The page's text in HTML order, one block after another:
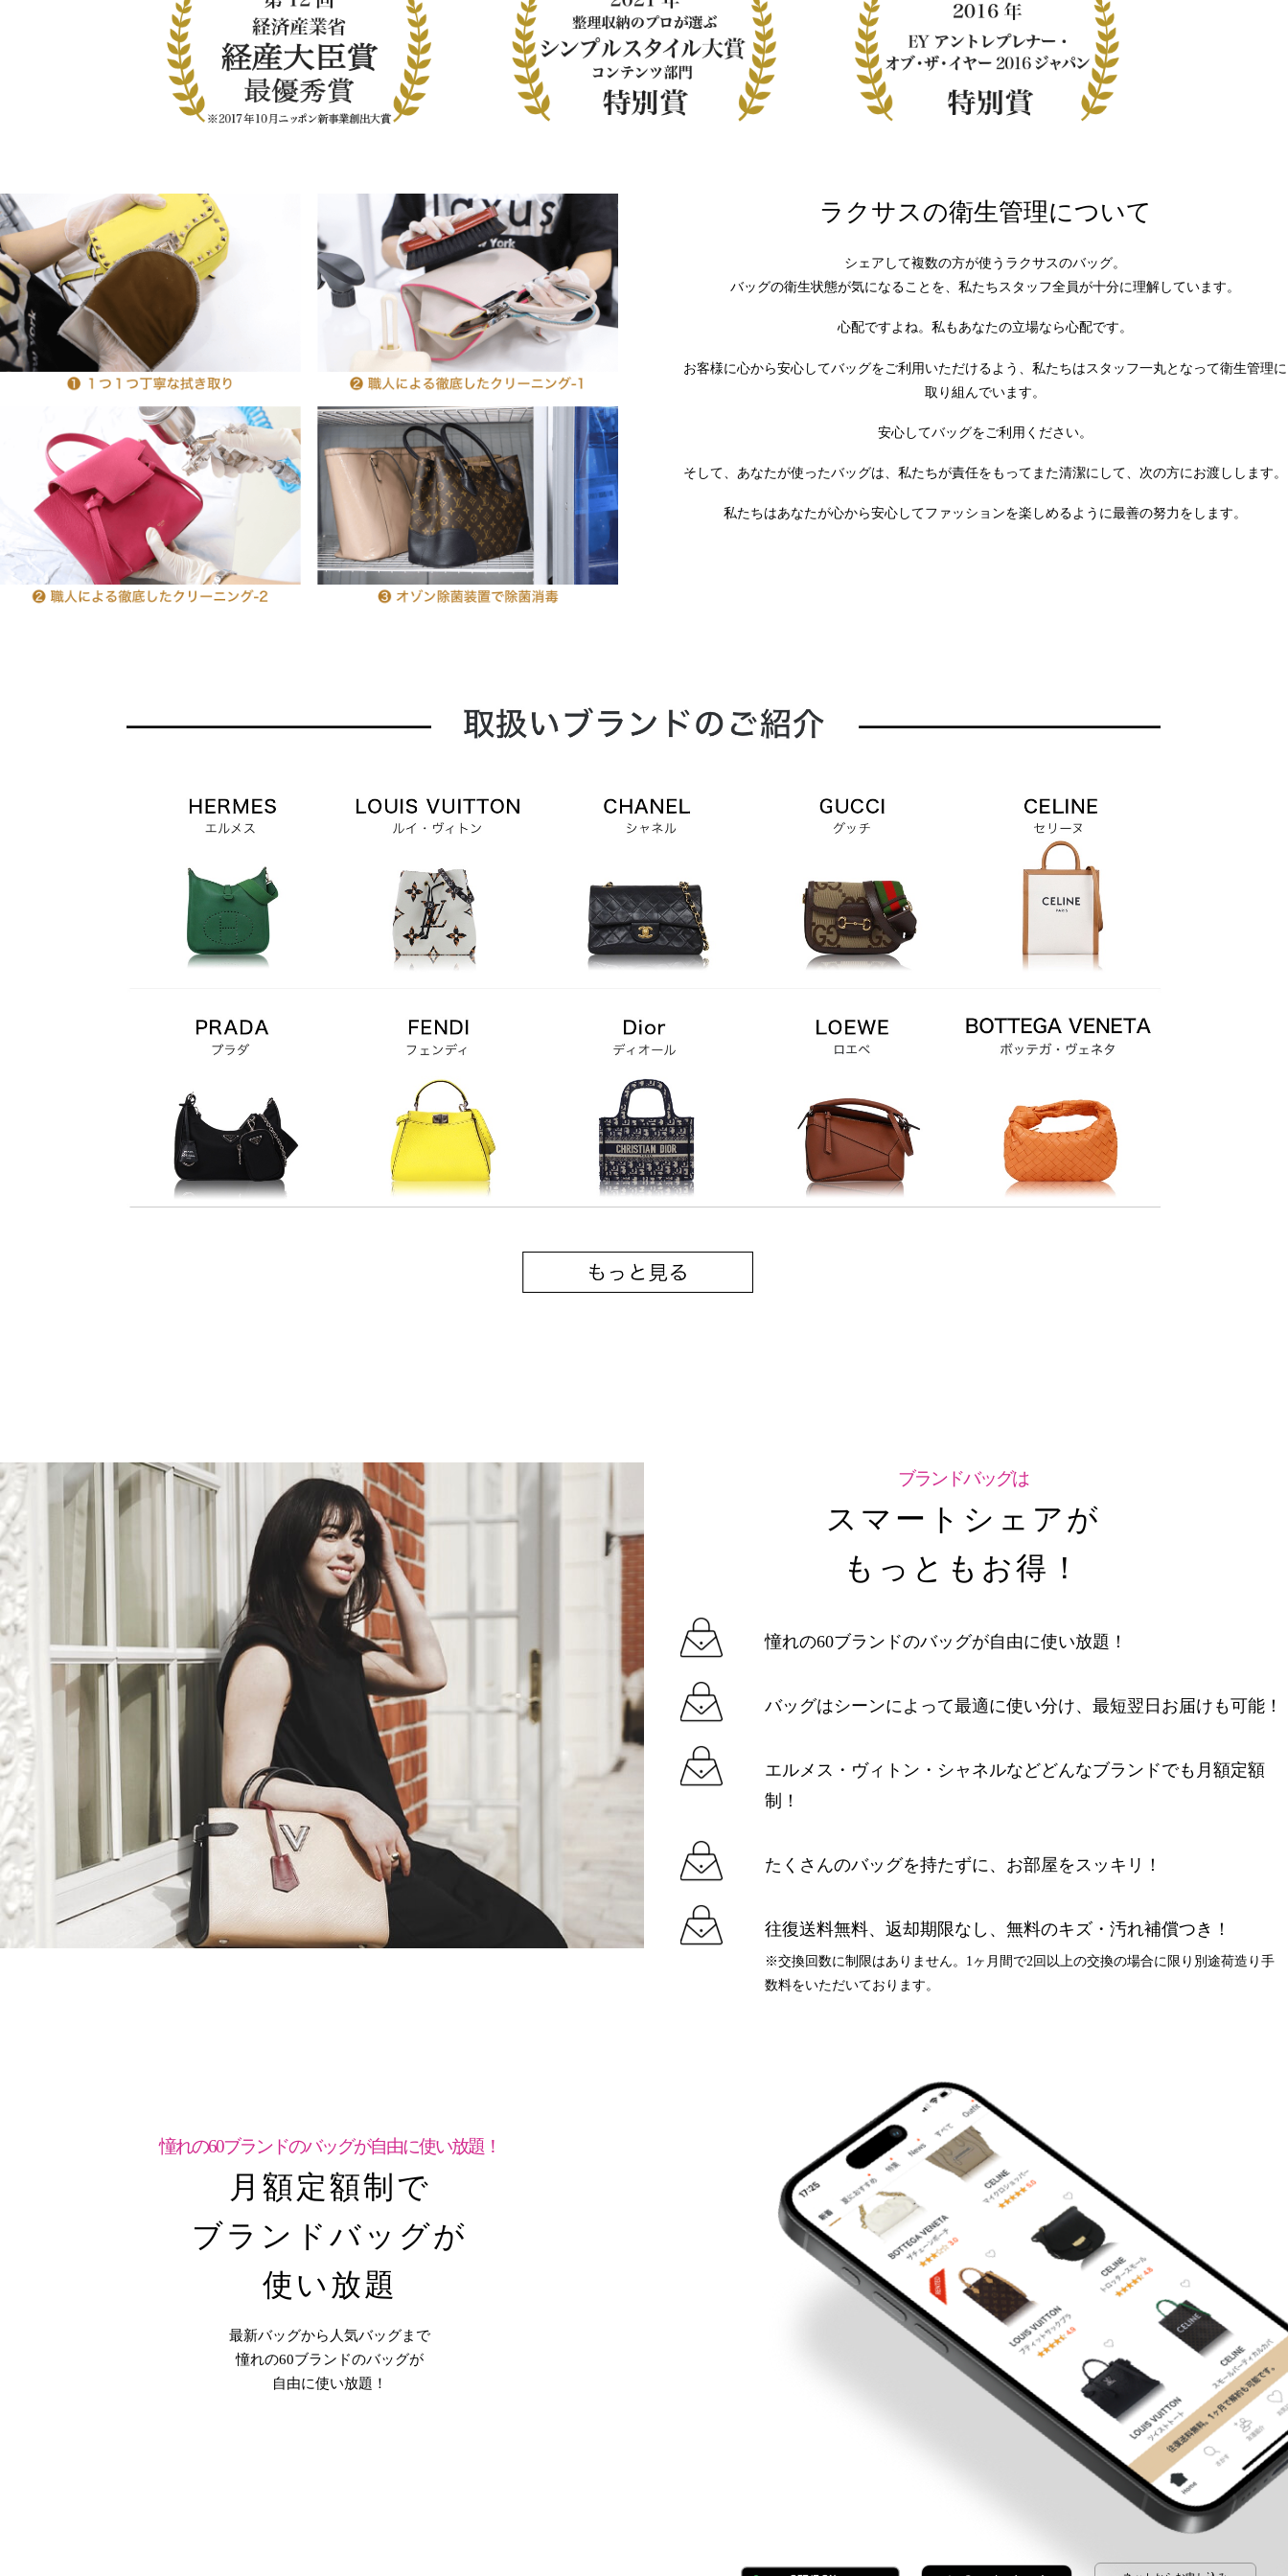
ラクサスの衛生管理について
シェアして複数の方が使うラクサスのバッグ。
バッグの衛生状態が気になることを、私たちスタッフ全員が十分に理解しています。
心配ですよね。私もあなたの立場なら心配です。
お客様に心から安心してバッグをご利用いただけるよう、私たちはスタッフ一丸となって衛生管理に
取り組んでいます。
安心してバッグをご利用ください。
そして、あなたが使ったバッグは、私たちが責任をもってまた清潔にして、次の方にお渡しします。
私たちはあなたが心から安心してファッションを楽しめるように最善の努力をします。
ブランドバッグは
スマートシェアが
もっともお得！
憧れの60ブランドのバッグが自由に使い放題！
バッグはシーンによって最適に使い分け、最短翌日お届けも可能！
エルメス・ヴィトン・シャネルなどどんなブランドでも月額定額
制！
たくさんのバッグを持たずに、 お部屋をスッキリ！
往復送料無料、返却期限なし、無料のキズ・汚れ補償つき！
※交換回数に制限はありません。 1ヶ月間で2回以上の交換の場合に限り 別途荷造り手
数料をいただいております。
憧れの60ブランドのバッグが自由に使い放題！
月額定額制で
ブランドバッグが
使い放題
最新バッグから人気バッグまで
憧れの60ブランドのバッグが
自由に使い放題！